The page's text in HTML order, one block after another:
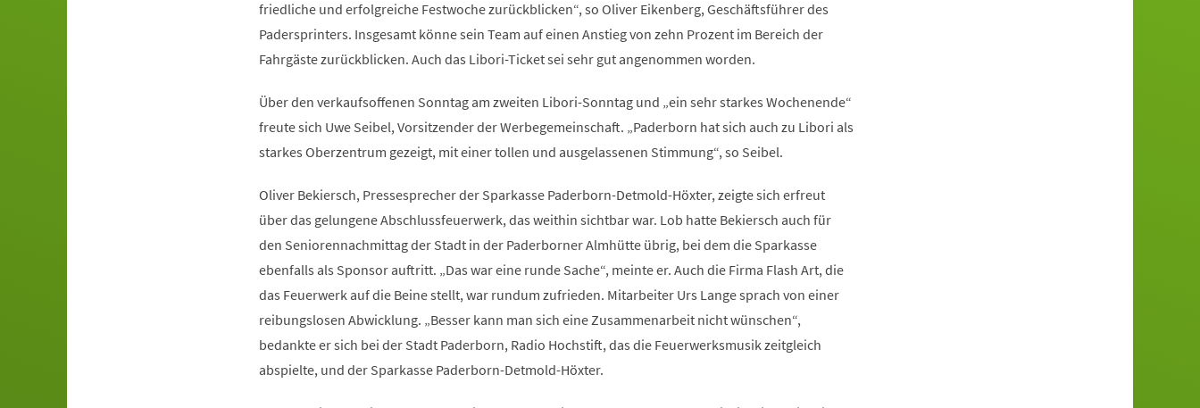
friedliche und erfolgreiche Festwoche zurückblicken“, so Oliver Eikenberg, Geschäftsführer des
Padersprinters. Insgesamt könne sein Team auf einen Anstieg von zehn Prozent im Bereich der
Fahrgäste zurückblicken. Auch das Libori-Ticket sei sehr gut angenommen worden.
Über den verkaufsoffenen Sonntag am zweiten Libori-Sonntag und „ein sehr starkes Wochenende“
freute sich Uwe Seibel, Vorsitzender der Werbegemeinschaft. „Paderborn hat sich auch zu Libori als
starkes Oberzentrum gezeigt, mit einer tollen und ausgelassenen Stimmung“, so Seibel.
Oliver Bekiersch, Pressesprecher der Sparkasse Paderborn-Detmold-Höxter, zeigte sich erfreut
über das gelungene Abschlussfeuerwerk, das weithin sichtbar war. Lob hatte Bekiersch auch für
den Seniorennachmittag der Stadt in der Paderborner Almhütte übrig, bei dem die Sparkasse
ebenfalls als Sponsor auftritt. „Das war eine runde Sache“, meinte er. Auch die Firma Flash Art, die
das Feuerwerk auf die Beine stellt, war rundum zufrieden. Mitarbeiter Urs Lange sprach von einer
reibungslosen Abwicklung. „Besser kann man sich eine Zusammenarbeit nicht wünschen“,
bedankte er sich bei der Stadt Paderborn, Radio Hochstift, das die Feuerwerksmusik zeitgleich
abspielte, und der Sparkasse Paderborn-Detmold-Höxter.